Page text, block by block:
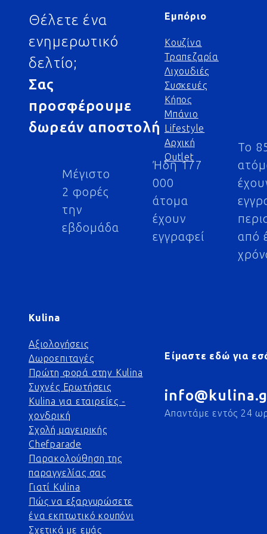
Θέλετε ένα
ενημερωτικό
δελτίο;
Σας
προσφέρουμε
δωρεάν αποστολή
Μέγιστο
2 φορές
την
εβδομάδα
Ήδη 177
000
άτομα
έχουν
εγγραφεί
Το
από
Εμπόριο
Κουζίνα
Τραπεζαρία
Λιχουδιές
Συσκευές
Κήπος
Μπάνιο
Lifestyle
Αρχική
Outlet
Kulina
Αξιολογήσεις
Δωροεπιταγές
Πρώτη φορά στην Kulina
Συχνές Ερωτήσεις
Kulina για εταιρείες -
χονδρική
Σχολή μαγειρικής
Chefparade
Παρακολούθηση της
παραγγελίας σας
Γιατί Kulina
Πώς να εξαργυρώσετε
ένα εκπτωτικό κουπόνι
Σχετικά με εμάς
Είμαστε εδώ για
Απαντάμε εντός 24